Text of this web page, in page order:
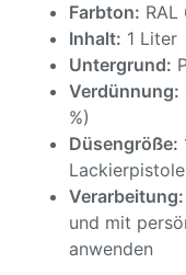
Farbton: RAL
Inhalt: 1 Liter
Untergrund:
Verdünnung:
%)
Düsengröße:
Verarbeitung:
und mit
anwenden